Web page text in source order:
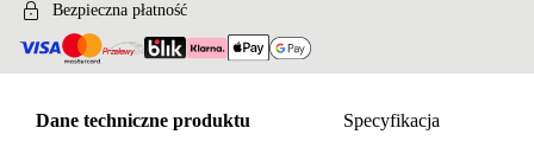
Bezpieczna płatność
Dane techniczne produktu Specyfikacja